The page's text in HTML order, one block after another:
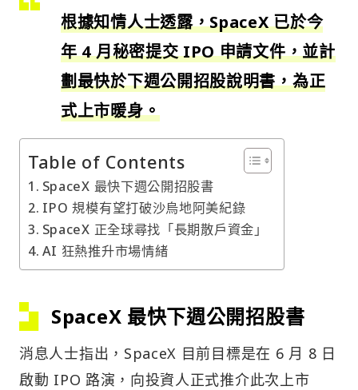
根據知情人士透露，SpaceX 已於今
年 4 月秘密提交 IPO 申請文件，並計
劃最快於下週公開招股說明書，為正
式上市暖身。
Table of Contents
SpaceX 最快下週公開招股書
IPO 規模有望打破沙烏地阿美紀錄
SpaceX 正全球尋找「長期散戶資金」
AI 狂熱推升市場情緒
SpaceX 最快下週公開招股書
消息人士指出，SpaceX 目前目標是在 6 月 8 日
啟動 IPO 路演，向投資人正式推介此次上市